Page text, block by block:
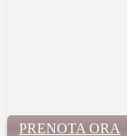
PRENOTA ORA